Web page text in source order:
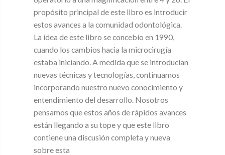
propósito principal de este libro es introducir
estos avances a la comunidad odontológica.
La idea de este libro se concebío en 1990,
cuando los cambios hacia la microcirugía
estaba iniciando. A medida que se introducían
nuevas técnicas y tecnologías, continuamos
incorporando nuestro nuevo conocimiento y
entendimiento del desarrollo. Nosotros
pensamos que estos años de rápidos avances
están llegando a su tope y que este libro
contiene una discusión completa y nueva
sobre esta